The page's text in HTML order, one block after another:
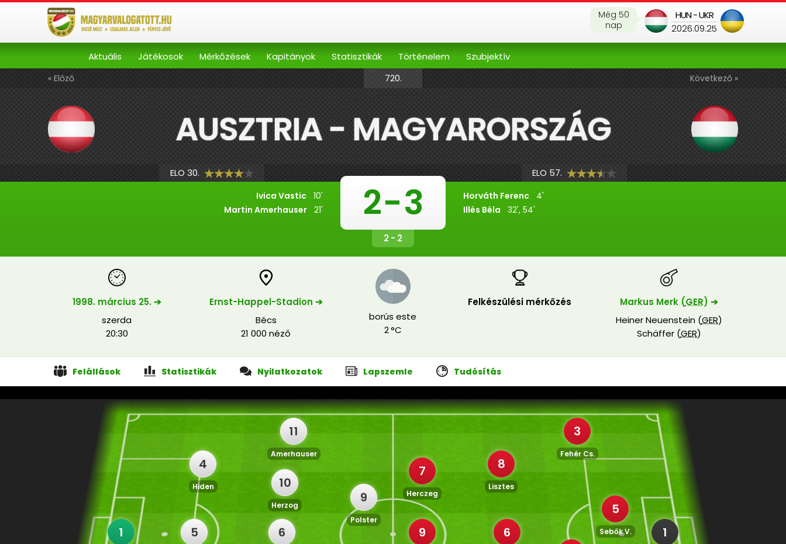
HUN - UKR
2026.09.25
Még 50
nap
Aktuális Játékosok Mérkőzések Kapitányok Statisztikák Történelem Szubjektív
« Előző 720. Következő »
AUSZTRIA - MAGYARORSZÁG
ELO 30. ELO 57.
Ivica Vastic 10'
Martin Amerhauser 21' 2-3
2 - 2
Horváth Ferenc 4'
Illés Béla 32', 54'
1998. március 25. ➔
szerda
20:30
Ernst-Happel-Stadion ➔
Bécs
21 000 néző
borús este
2 °C
Felkészülési mérkőzés Markus Merk (GER) ➔
Heiner Neuenstein (GER)
Schäffer (GER)
Felállások Statisztikák Nyilatkozatok Lapszemle Tudósítás
1 5
4
Hiden
6
10
Herzog
11
Amerhauser
9
Polster
1
5
Sebők V.
3
Fehér Cs.
8
Lisztes
6
7
Herczeg
9